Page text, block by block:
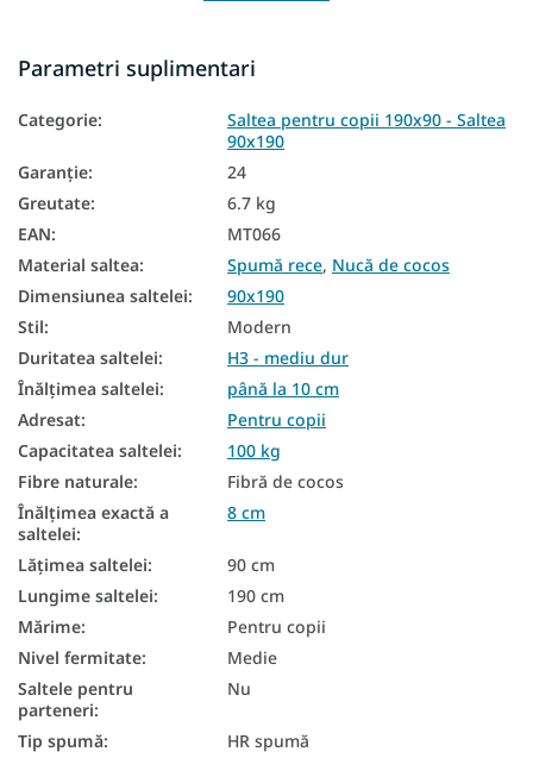
Saltele în funcție de fermitate
Saltele moi
Saltele dure
Saltele pentru copii pe dimensiuni
Saltele pentru copii Spumă HR
Saltele de nucă de cocos pentru copii
Saltele antialergice
Saltele antibacteriene
Saltea duritate H3
Parametri suplimentari
Categorie:
Saltea pentru copii 190x90 - Saltea
90x190
Garanţie:
24
Greutate:
6.7 kg
EAN:
MT066
Material saltea: Spumă rece, Nucă de cocos
Dimensiunea saltelei:
90x190
Stil:
Modern
Duritatea saltelei:
H3 - mediu dur
Înălțimea saltelei:
până la 10 cm
Adresat:
Pentru copii
Capacitatea saltelei:
100 kg
Fibre naturale:
Fibră de cocos
Înălțimea exactă a
saltelei:
8 cm
Lățimea saltelei:
90 cm
Lungime saltelei:
190 cm
Mărime:
Pentru copii
Nivel fermitate:
Medie
Saltele pentru
parteneri:
Nu
Tip spumă: HR spumă